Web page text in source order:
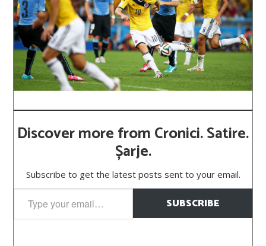
Discover more from Cronici. Satire.
Șarje.
Subscribe to get the latest posts sent to your email.
your
email…
SUBSCRIBE